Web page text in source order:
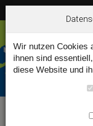
Wir nutzen Cookies
ihnen sind
diese Website und